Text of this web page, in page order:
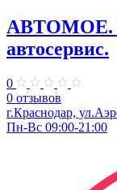
АВТОМОЕ.
автосервис.
0
0 отзывов
г.Краснодар,
Пн-Вс 09:00-21:00